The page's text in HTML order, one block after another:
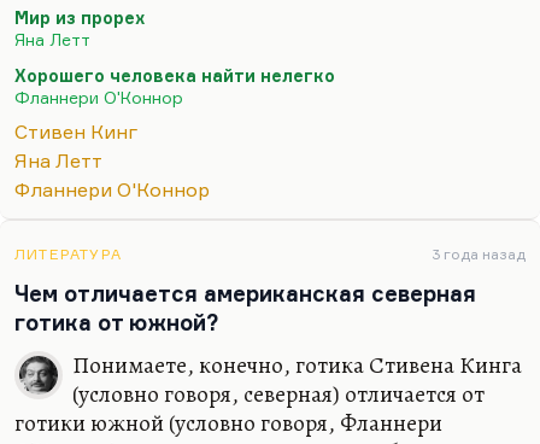
беспросветными темнотами.
У Летт очень мрачное мировоззрение. У нее есть
сильная, мрачная, в лучшем смысле готическая
проза. И с «Revival» она, конечно, напрямую
корреспондирует. Мысль об электричестве и
вообще о модерне действительно открывает путь
Понимаете, она же очень много думает. Она
задает себе…
Мир из прорех
Яна Летт
Хорошего человека найти нелегко
Фланнери О'Коннор
Стивен Кинг
Яна Летт
Фланнери О'Коннор
ЛИТЕРАТУРА 3 года назад
Чем отличается американская северная
готика от южной?
Понимаете, конечно, готика Стивена Кинга
(условно говоря, северная) отличается от
готики южной (условно говоря, Фланнери